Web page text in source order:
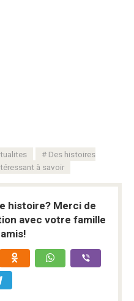
Des histoires
à savoir
histoire? Merci de
avec votre famille